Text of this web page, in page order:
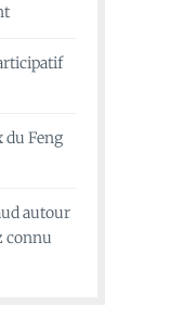
du Feng
autour
connu